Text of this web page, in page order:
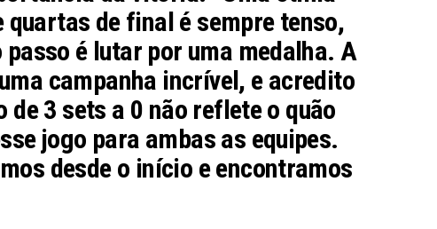
de final é sempre tenso,
é lutar por uma medalha. A
campanha incrível, e acredito
de 3 sets a 0 não reflete o quão
jogo para ambas as equipes.
desde o início e encontramos